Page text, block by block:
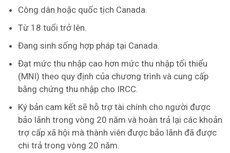
Công dân hoặc quốc tịch Canada.
Từ 18 tuổi trở lên.
Đang sinh sống hợp pháp tại Canada.
Đạt mức thu nhập cao hơn mức thu nhập tối thiểu
(MNI) theo quy định của chương trình và cung cấp
bằng chứng thu nhập cho IRCC.
Ký bản cam kết sẽ hỗ trợ tài chính cho người được
bảo lãnh trong vòng 20 năm và hoàn trả lại các khoản
trợ cấp xã hội mà thành viên được bảo lãnh đã được
chi trả trong vòng 20 năm.